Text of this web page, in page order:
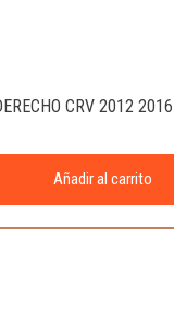
CRV 2012 2016
Añadir al carrito